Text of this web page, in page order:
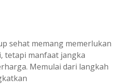
sehat memang memerlukan
tetapi manfaat jangka
Memulai dari langkah